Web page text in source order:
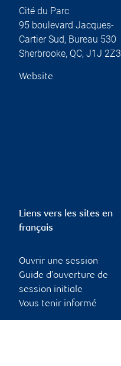
Cité du Parc
95 boulevard Jacques-
Cartier Sud, Bureau 530
Sherbrooke, QC, J1J 2Z3
Website
Liens vers les sites en
français
Ouvrir une session
Guide d’ouverture de
session initiale
Vous tenir informé